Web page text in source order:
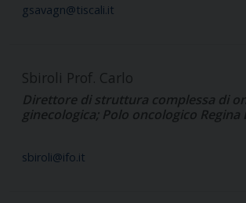
gsavagn@tiscali.it
Sbiroli Prof. Carlo
Direttore di struttura complessa di
ginecologica; Polo oncologico Regina
sbiroli@ifo.it